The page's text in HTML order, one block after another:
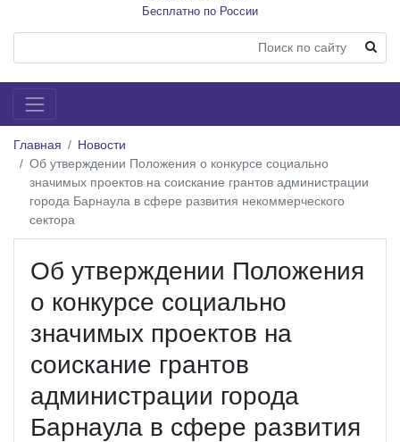
Бесплатно по России
Главная
Новости
Об утверждении Положения о конкурсе социально
значимых проектов на соискание грантов администрации
города Барнаула в сфере развития некоммерческого
сектора
Об утверждении Положения
о конкурсе социально
значимых проектов на
соискание грантов
администрации города
Барнаула в сфере развития